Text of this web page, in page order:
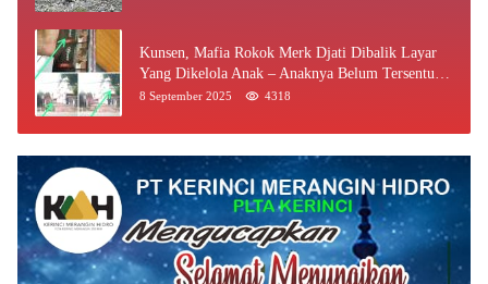
Kunsen, Mafia Rokok Merk Djati Dibalik Layar
Yang Dikelola Anak – Anaknya Belum Tersentuh
Bea Cukai Jambi
8 September 2025 4318